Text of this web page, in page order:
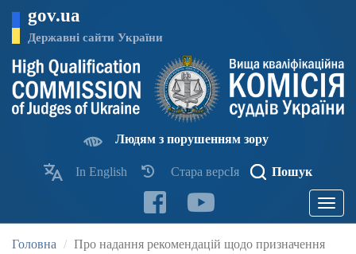
основного
матеріалу
gov.ua
Державні сайти України
Людям з порушенням зору
In English Стара версІя Пошук
Toggle
Головна
Про надання рекомендацій щодо призначення